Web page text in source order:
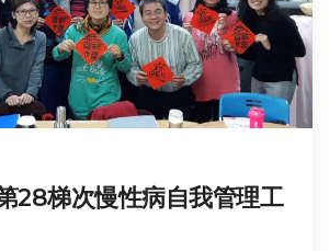
28梯次慢性病自我管理工